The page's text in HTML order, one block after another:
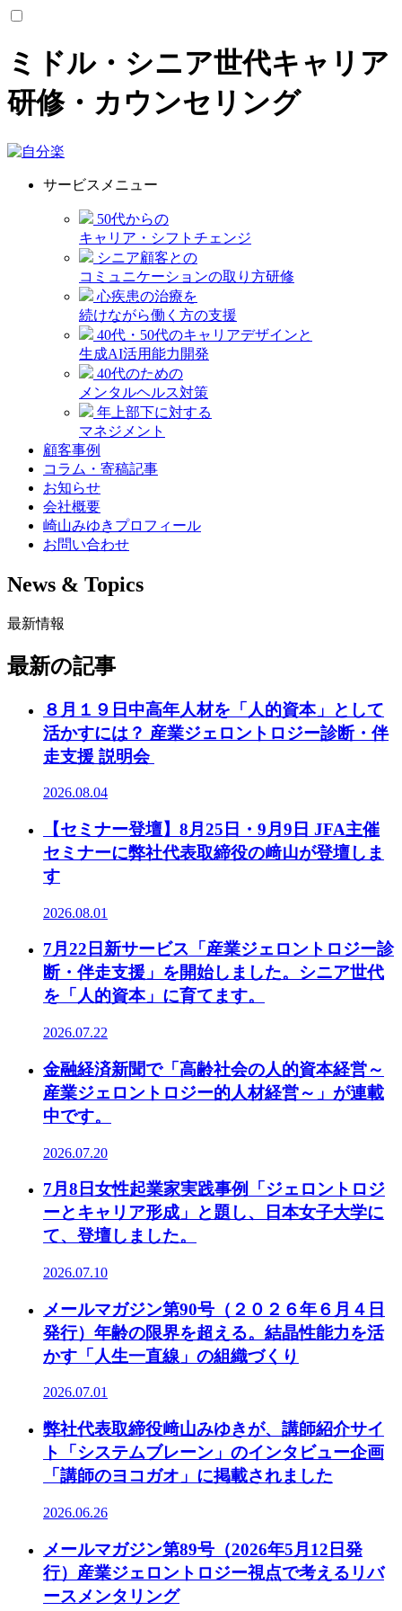
ミドル・シニア世代キャリア
研修・カウンセリング
サービスメニュー
50代からの
キャリア・シフトチェンジ
シニア顧客との
コミュニケーションの取り方研修
心疾患の治療を
続けながら働く方の支援
40代・50代のキャリアデザインと
生成AI活用能力開発
40代のための
メンタルヘルス対策
年上部下に対する
マネジメント
顧客事例
コラム・寄稿記事
お知らせ
会社概要
崎山みゆきプロフィール
お問い合わせ
News & Topics
最新情報
最新の記事
８月１９日中高年人材を「人的資本」として
活かすには？ 産業ジェロントロジー診断・伴
走支援 説明会
2026.08.04
【セミナー登壇】8月25日・9月9日 JFA主催
セミナーに弊社代表取締役の﨑山が登壇しま
す
2026.08.01
7月22日新サービス「産業ジェロントロジー診
断・伴走支援」を開始しました。シニア世代
を「人的資本」に育てます。
2026.07.22
金融経済新聞で「高齢社会の人的資本経営～
産業ジェロントロジー的人材経営～」が連載
中です。
2026.07.20
7月8日女性起業家実践事例「ジェロントロジ
ーとキャリア形成」と題し、日本女子大学に
て、登壇しました。
2026.07.10
メールマガジン第90号（２０２６年６月４日
発行）年齢の限界を超える。結晶性能力を活
かす「人生一直線」の組織づくり
2026.07.01
弊社代表取締役﨑山みゆきが、講師紹介サイ
ト「システムブレーン」のインタビュー企画
「講師のヨコガオ」に掲載されました
2026.06.26
メールマガジン第89号（2026年5月12日発
行）産業ジェロントロジー視点で考えるリバ
ースメンタリング